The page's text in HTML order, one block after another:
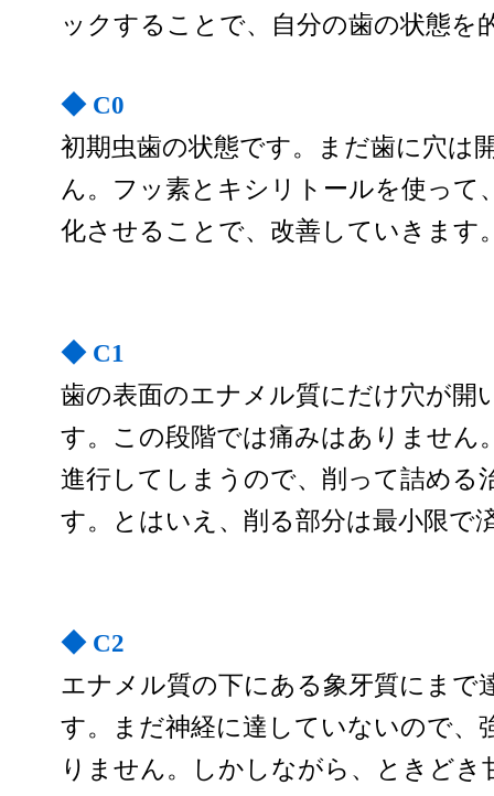
ックすることで、自分の歯の状態を
◆ C0
初期虫歯の状態です。まだ歯に穴は
ん。フッ素とキシリトールを使って
化させることで、改善していきます
◆ C1
歯の表面のエナメル質にだけ穴が開
す。この段階では痛みはありません
進行してしまうので、削って詰める
す。とはいえ、削る部分は最小限で
◆ C2
エナメル質の下にある象牙質にまで
す。まだ神経に達していないので、
りません。しかしながら、ときどき